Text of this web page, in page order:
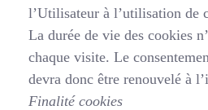
l’Utilisateur à l’utilisation de
La durée de vie des cookies
chaque visite. Le
devra donc être renouvelé à
Finalité cookies